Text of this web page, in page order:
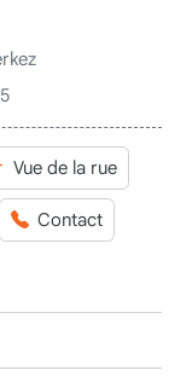
Vue de la rue
Contact